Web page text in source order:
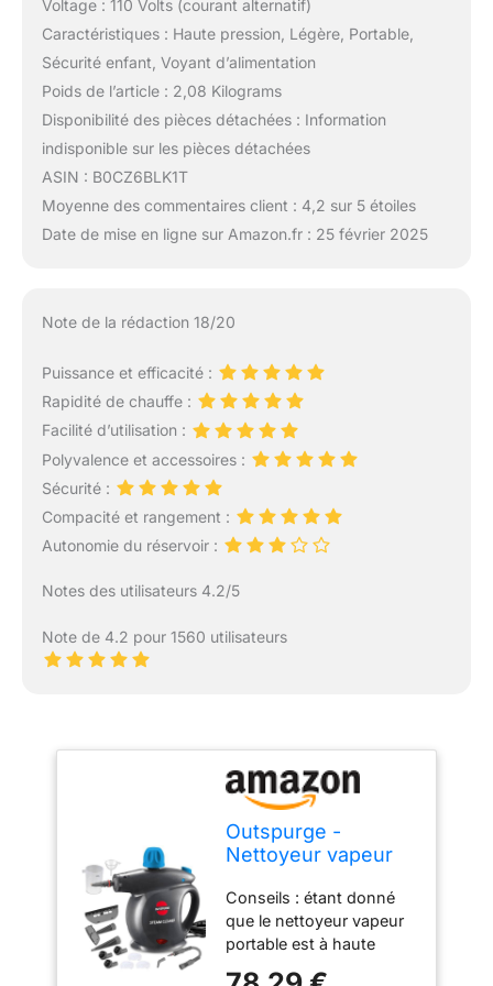
Voltage : 110 Volts (courant alternatif)
Caractéristiques : Haute pression, Légère, Portable,
Sécurité enfant, Voyant d’alimentation
Poids de l’article : 2,08 Kilograms
Disponibilité des pièces détachées : Information
indisponible sur les pièces détachées
ASIN : B0CZ6BLK1T
Moyenne des commentaires client : 4,2 sur 5 étoiles
Date de mise en ligne sur Amazon.fr : 25 février 2025
Note de la rédaction 18/20
Puissance et efficacité :
Rapidité de chauffe :
Facilité d’utilisation :
Polyvalence et accessoires :
Sécurité :
Compacité et rangement :
Autonomie du réservoir :
Notes des utilisateurs 4.2/5
Note de 4.2 pour 1560 utilisateurs
Outspurge -
Nettoyeur vapeur
accessoires, verrou
de sécurité, cuiseur
vapeur pour
nettoyer les sols,
Conseils : étant donné
que le nettoyeur vapeur
portable est à haute